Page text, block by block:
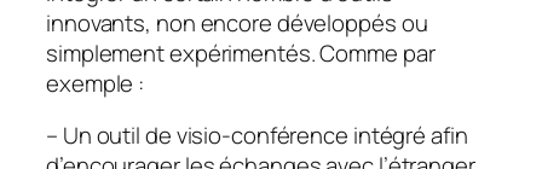
innovants, non encore développés ou
simplement expérimentés. Comme par
exemple :
– Un outil de visio-conférence intégré afin